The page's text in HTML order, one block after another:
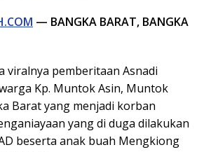
— BANGKA BARAT, BANGKA
viralnya pemberitaan Asnadi
Kp. Muntok Asin, Muntok
Barat yang menjadi korban
yang di duga dilakukan
beserta anak buah Mengkiong